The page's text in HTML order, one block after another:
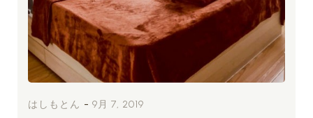
はしもとん - 9月 7, 2019